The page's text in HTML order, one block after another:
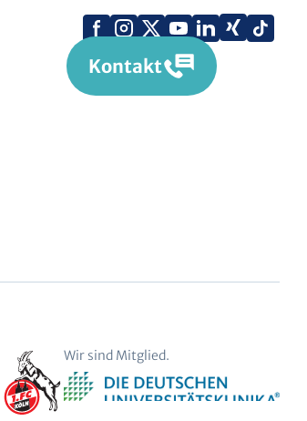
Kontakt
Facebook
Instagram
X
(Twitter)
YouTube
LinkedIn
Xing
Wir sind Mitglied.